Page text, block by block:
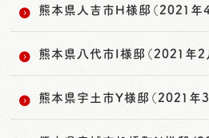
熊本県人吉市H様邸（2021年4
熊本県八代市I様邸（2021年2
熊本県宇土市Y様邸（2021年3